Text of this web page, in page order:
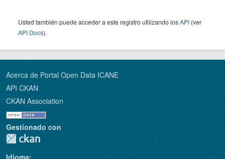
Usted también puede acceder a este registro utilizando losAPI (ver
API Docs).
Acerca de Portal Open Data ICANE
API CKAN
CKAN Association
Gestionado con
Idioma